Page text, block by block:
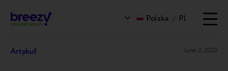
Polska / Pl
Artykuł June 2, 2025